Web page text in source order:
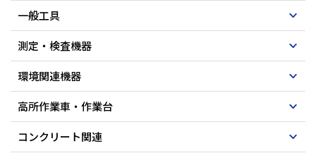
一般工具
測定・検査機器
環境関連機器
高所作業車・作業台
コンクリート関連